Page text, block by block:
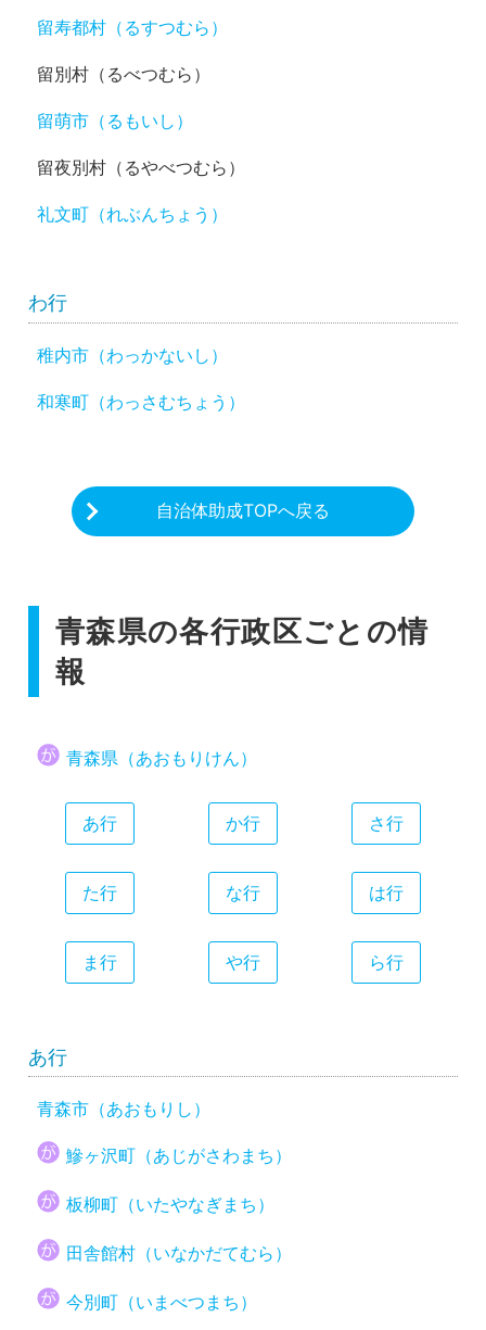
留寿都村（るすつむら）
留別村（るべつむら）
留萌市（るもいし）
留夜別村（るやべつむら）
礼文町（れぶんちょう）
わ行
稚内市（わっかないし）
和寒町（わっさむちょう）
自治体助成TOPへ戻る
青森県の各行政区ごとの情
報
青森県（あおもりけん）
あ行 か行 さ行
た行 な行 は行
ま行 や行 ら行
あ行
青森市（あおもりし）
鰺ヶ沢町（あじがさわまち）
板柳町（いたやなぎまち）
田舎館村（いなかだてむら）
今別町（いまべつまち）